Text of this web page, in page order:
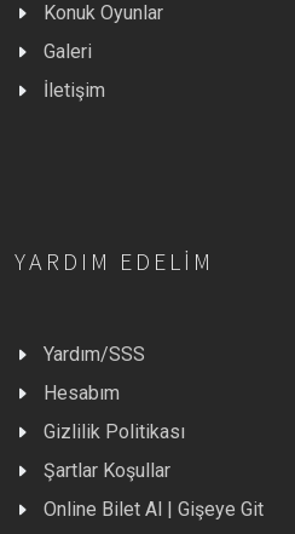
Konuk Oyunlar
Galeri
İletişim
YARDIM EDELIM
Yardım/SSS
Hesabım
Gizlilik Politikası
Şartlar Koşullar
Online Bilet Al | Gişeye Git